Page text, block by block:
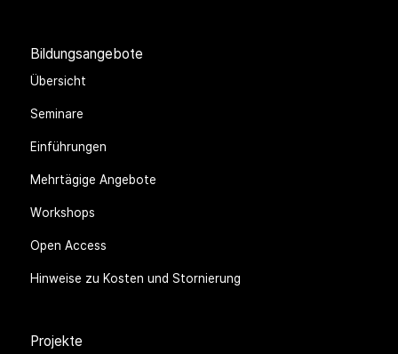
Bildungsangebote
Übersicht
Seminare
Einführungen
Mehrtägige Angebote
Workshops
Open Access
Hinweise zu Kosten und Stornierung
Projekte